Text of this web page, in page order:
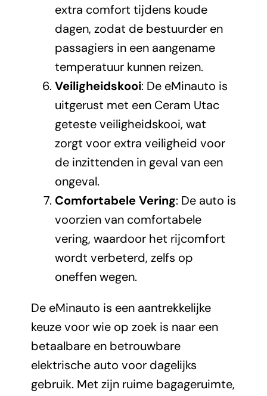
extra comfort tijdens koude
dagen, zodat de bestuurder en
passagiers in een aangename
temperatuur kunnen reizen.
Veiligheidskooi: De eMinauto is
uitgerust met een Ceram Utac
geteste veiligheidskooi, wat
zorgt voor extra veiligheid voor
de inzittenden in geval van een
ongeval.
Comfortabele Vering: De auto is
voorzien van comfortabele
vering, waardoor het rijcomfort
wordt verbeterd, zelfs op
oneffen wegen.
De eMinauto is een aantrekkelijke
keuze voor wie op zoek is naar een
betaalbare en betrouwbare
elektrische auto voor dagelijks
gebruik. Met zijn ruime bagageruimte,